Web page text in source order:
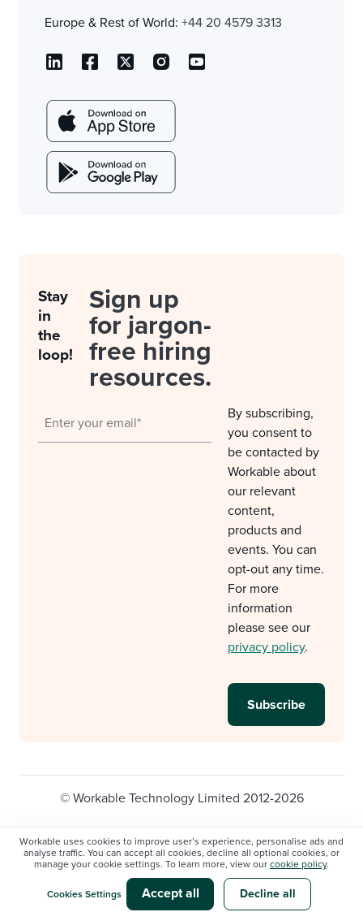
Workable uses cookies to improve user’s experience, personalise ads and
analyse traffic. You can accept all cookies, decline all optional cookies, or
manage your cookie settings. To learn more, view our cookie policy.
Cookies Settings Accept all Decline all
Europe & Rest of World: +44 20 4579 3313
Stay
in
the
loop!
Sign up
for jargon-
free hiring
resources.
By subscribing,
you consent to
be contacted by
Workable about
our relevant
content,
products and
events. You can
opt-out any time.
For more
information
please see our
privacy policy.
© Workable Technology Limited 2012-2026
Privacy policy
Cookie Settings
Do not sell/share my personal information
Modern slavery statement